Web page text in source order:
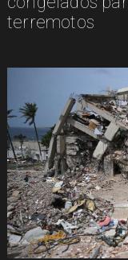
terremotos